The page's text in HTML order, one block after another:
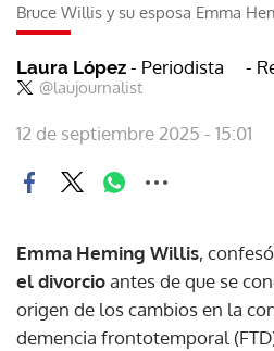
Bruce Willis y su esposa Emma
Laura López - Periodista
@laujournalist
-
12 de septiembre 2025 - 15:01
Emma Heming Willis,
el divorcioantes de que se
origen de los cambios en la
demencia frontotemporal